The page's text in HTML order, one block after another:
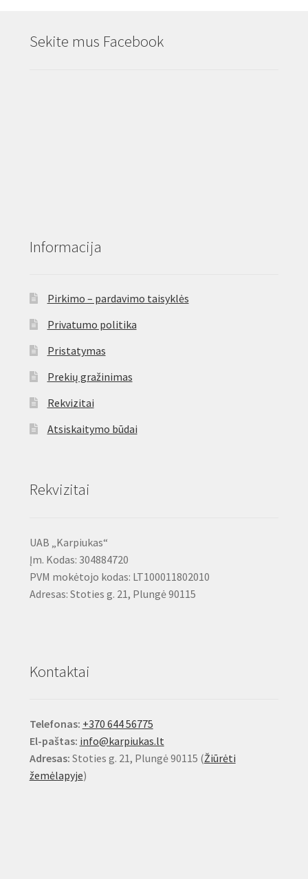
Sekite mus Facebook
Informacija
Pirkimo – pardavimo taisyklės
Privatumo politika
Pristatymas
Prekių gražinimas
Rekvizitai
Atsiskaitymo būdai
Rekvizitai
UAB „Karpiukas“
Įm. Kodas: 304884720
PVM mokėtojo kodas: LT100011802010
Adresas: Stoties g. 21, Plungė 90115
Kontaktai
Telefonas: +370 644 56775
El-paštas: info@karpiukas.lt
Adresas: Stoties g. 21, Plungė 90115 (Žiūrėti
žemėlapyje)